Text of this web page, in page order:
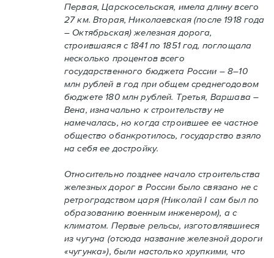
Первая, Царскосельская, имела длину всего
27 км. Вторая, Николаевская (после 1918 года
– Октябрьская) железная дорога,
строившаяся с 1841 по 1851 год, поглощала
несколько процентов всего
государственного бюджета России – 8–10
млн рублей в год при общем среднегодовом
бюджете 180 млн рублей. Третья, Варшава –
Вена, изначально к строительству не
намечалась, но когда строившее ее частное
общество обанкротилось, государство взяло
на себя ее достройку.
Относительно позднее начало строительства
железных дорог в России было связано не с
ретроградством царя (Николай I сам был по
образованию военным инженером), а с
климатом. Первые рельсы, изготовлявшиеся
из чугуна (отсюда название железной дороги
«чугунка»), были настолько хрупкими, что